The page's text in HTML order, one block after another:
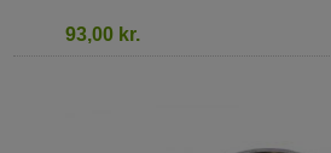
93,00 kr.